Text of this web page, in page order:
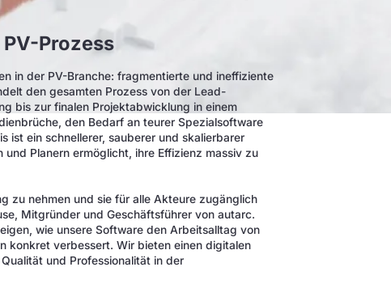
Prozess
in der PV-Branche: fragmentierte und ineffiziente
den gesamten Prozess von der Lead-
bis zur finalen Projektabwicklung in einem
den Bedarf an teurer Spezialsoftware
ist ein schnellerer, sauberer und skalierbarer
Planern ermöglicht, ihre Effizienz massiv zu
zu nehmen und sie für alle Akteure zugänglich
Mitgründer und Geschäftsführer von autarc.
wie unsere Software den Arbeitsalltag von
konkret verbessert. Wir bieten einen digitalen
und Professionalität in der